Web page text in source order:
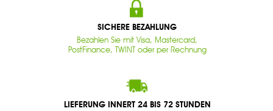
SICHERE BEZAHLUNG
Bezahlen Sie mit Visa, Mastercard,
PostFinance, TWINT oder per Rechnung
LIEFERUNG INNERT 24 BIS 72 STUNDEN